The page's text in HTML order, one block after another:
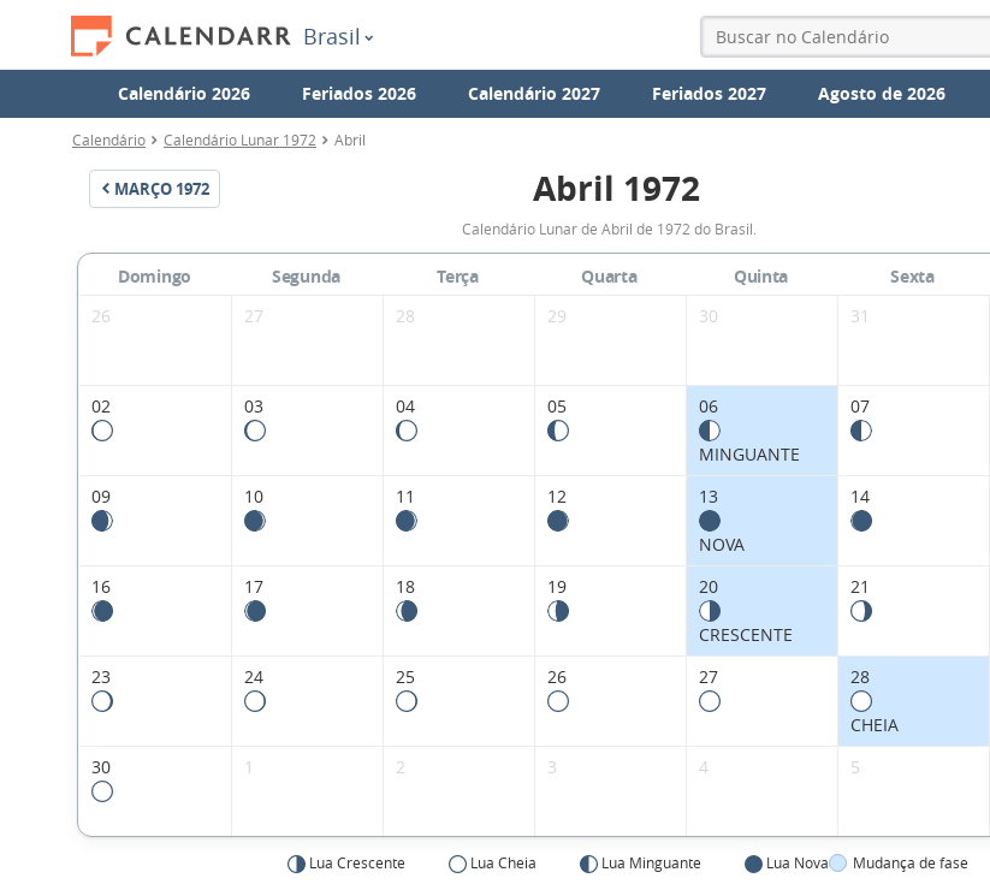
Brasil
Calendário 2026 Feriados 2026 Calendário 2027 Feriados 2027 Agosto de 2026
Calendário Calendário Lunar 1972 Abril
MARÇO 1972
Fases
da
Lua
Abril
Abril 1972
Calendário Lunar de Abril de 1972 do Brasil.
Domingo Segunda Terça Quarta Quinta Sexta
26
27 28 29 30 31
02 03 04 05 06
MINGUANTE
07
09 10 11 12 13
NOVA
14
16 17 18 19 20
CRESCENTE
21
23 24 25 26 27 28
CHEIA
30 1 2 3 4 5
Lua Crescente Lua Cheia Lua Minguante Lua Nova Mudança de fase